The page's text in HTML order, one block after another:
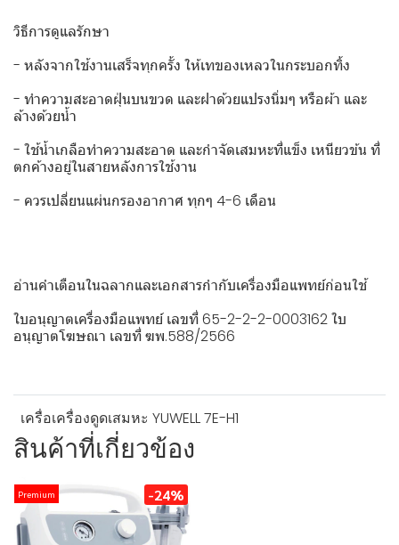
วิธีการดูแลรักษา
- หลังจากใช้งานเสร็จทุกครั้ง ให้เทของเหลวในกระบอกทิ้ง
- ทำความสะอาดฝุ่นบนขวด และฝาด้วยแปรงนิ่มๆ หรือผ้า และ
ล้างด้วยน้ำ
- ใช้น้ำเกลือทำความสะอาด และกำจัดเสมหะที่แข็ง เหนียวข้น ที่
ตกค้างอยู่ในสายหลังการใช้งาน
- ควรเปลี่ยนแผ่นกรองอากาศ ทุกๆ 4-6 เดือน
อ่านคำเตือนในฉลากและเอกสารกำกับเครื่องมือแพทย์ก่อนใช้
ใบอนุญาตเครื่องมือแพทย์ เลขที่ 65-2-2-2-0003162 ใบ
อนุญาตโฆษณา เลขที่ ฆพ.588/2566
เครื่อเครื่องดูดเสมหะ YUWELL 7E-H1
สินค้าที่เกี่ยวข้อง
Premium -24%